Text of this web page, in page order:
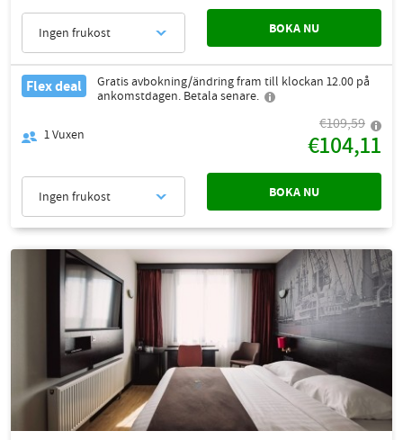
Ingen frukost BOKA NU
Flex deal
Gratis avbokning/ändring fram till klockan 12.00 på
ankomstdagen. Betala senare.
1Vuxen
€109,59
€104,11
Ingen frukost BOKA NU